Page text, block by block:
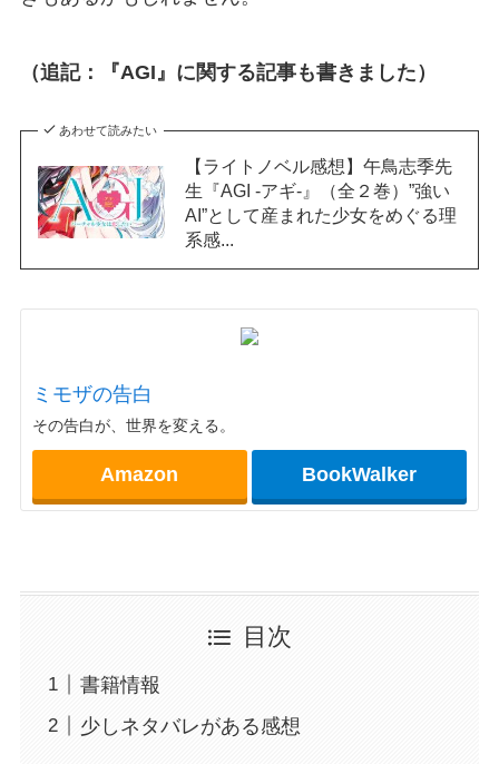
（追記：『AGI』に関する記事も書きました）
あわせて読みたい
【ライトノベル感想】午鳥志季先
生『AGI -アギ-』（全２巻）”強い
AI”として産まれた少女をめぐる理
系感...
ミモザの告白
その告白が、世界を変える。
Amazon BookWalker
目次
書籍情報
少しネタバレがある感想